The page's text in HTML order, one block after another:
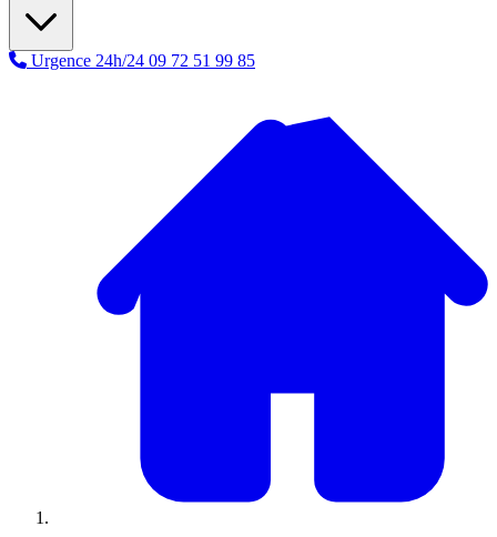
Urgence 24h/24 09 72 51 99 85